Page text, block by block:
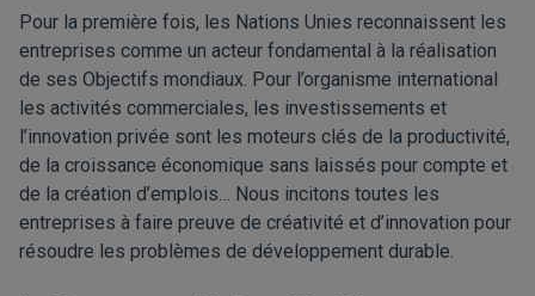
Pour la première fois, les Nations Unies reconnaissent les
entreprises comme un acteur fondamental à la réalisation
de ses Objectifs mondiaux. Pour l’organisme international
les activités commerciales, les investissements et
l’innovation privée sont les moteurs clés de la productivité,
de la croissance économique sans laissés pour compte et
de la création d’emplois… Nous incitons toutes les
entreprises à faire preuve de créativité et d’innovation pour
résoudre les problèmes de développement durable.